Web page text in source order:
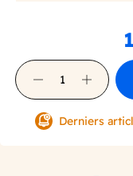
Derniers